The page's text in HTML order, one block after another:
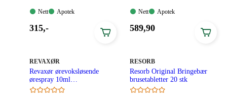
Nett:
Nett
Apotek:
Apotek
Pris:
315,-
Nett:
Nett
Apotek:
Apotek
Pris:
589,90
MERKE:
REVAXØR
Revaxør ørevoksløsende
ørespray 10ml
m/skylleballong
MERKE:
RESORB
Resorb Original Bringebær
brusetabletter 20 stk